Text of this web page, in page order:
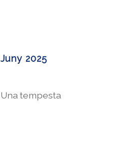
Juny 2025
Una tempesta